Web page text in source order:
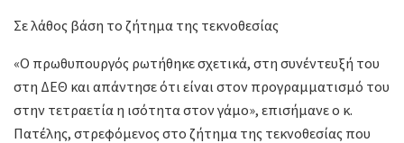
Σε λάθος βάση το ζήτημα της τεκνοθεσίας
«Ο πρωθυπουργός ρωτήθηκε σχετικά, στη συνέντευξή του
στη ΔΕΘ και απάντησε ότι είναι στον προγραμματισμό του
στην τετραετία η ισότητα στον γάμο», επισήμανε ο κ.
Πατέλης, στρεφόμενος στο ζήτημα της τεκνοθεσίας που